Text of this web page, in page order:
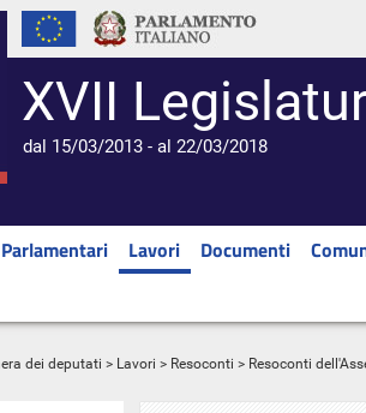
XVII
dal 15/03/2013 - al 22/03/2018
Lavori Documenti
dei deputati > Lavori > Resoconti > Resoconti